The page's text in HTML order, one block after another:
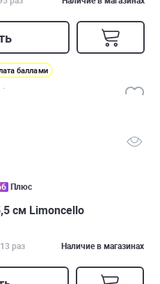
баллами
Плюс
см Limoncello
раз Наличие в магазинах